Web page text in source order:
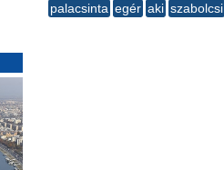
palacsinta egér aki szabolcsi